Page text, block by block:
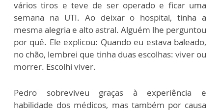
vários tiros e teve de ser operado e ficar uma
semana na UTI. Ao deixar o hospital, tinha a
mesma alegria e alto astral. Alguém lhe perguntou
por quê. Ele explicou: Quando eu estava baleado,
no chão, lembrei que tinha duas escolhas: viver ou
morrer. Escolhi viver.
Pedro sobreviveu graças à experiência e
habilidade dos médicos, mas também por causa